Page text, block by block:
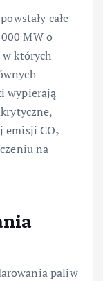
całe
MW o
w których
wypierają
emisji CO₂
na
paliw